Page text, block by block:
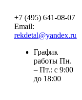
+7 (495) 641-08-07
Email:
rekdetal@yandex.ru
График
работы Пн.
– Пт.: с 9:00
до 18:00